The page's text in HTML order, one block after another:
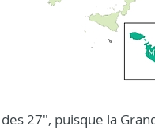
27", puisque la